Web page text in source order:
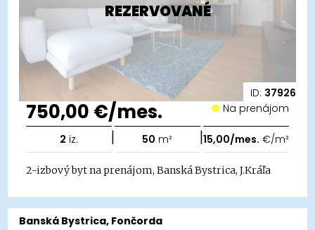
REZERVOVANÉ
ID: 37926
750,00 €/mes. Na prenájom
2 iz. | 50 m² |15,00/mes. €/m²
2-izbový byt na prenájom, Banská Bystrica, J.Kráľa
Banská Bystrica, Fončorda